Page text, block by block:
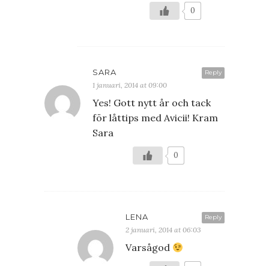
0
Reply
SARA
1 januari, 2014 at 09:00
Yes! Gott nytt år och tack
för låttips med Avicii! Kram
Sara
0
Reply
LENA
2 januari, 2014 at 06:03
Varsågod